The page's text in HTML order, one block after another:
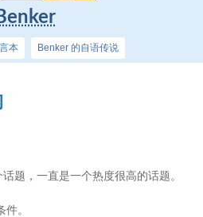
本 Benker 的自语传说
题，一直是一个热度很高的话题。
。